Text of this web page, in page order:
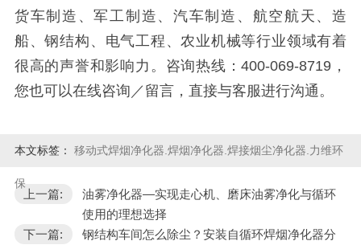
货车制造、军工制造、汽车制造、航空航天、造
船、钢结构、电气工程、农业机械等行业领域有着
很高的声誉和影响力。咨询热线：400-069-8719，
您也可以在线咨询／留言，直接与客服进行沟通。
本文标签： 移动式焊烟净化器.焊烟净化器.焊接烟尘净化器.力维环
保
上一篇:
油雾净化器—实现走心机、磨床油雾净化与循环
使用的理想选择
下一篇:
钢结构车间怎么除尘？安装自循环焊烟净化器分